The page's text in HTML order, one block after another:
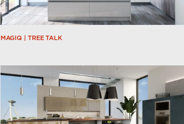
MAGIQ | TREE TALK